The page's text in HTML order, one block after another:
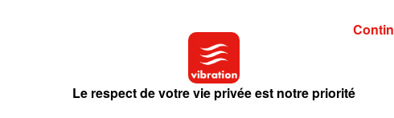
normalement.
de personnel disponible.
les jeunes manifestants.
Le respect de votre vie privée est notre priorité